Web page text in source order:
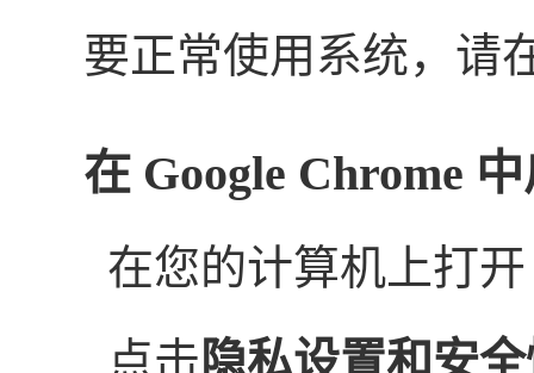
要正常使用系统，请
在 Google Chrome
在您的计算机上打
点击 隐私设置和安